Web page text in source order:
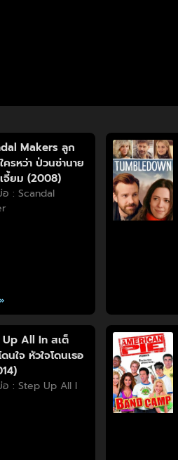
Makers ลูก
ครหว่า ป่วนซ่านาย
จี้ยม (2008)
อ : Scandal
Up All In สเต็
นใจ หัวใจโดนเธอ
อ : Step Up All I